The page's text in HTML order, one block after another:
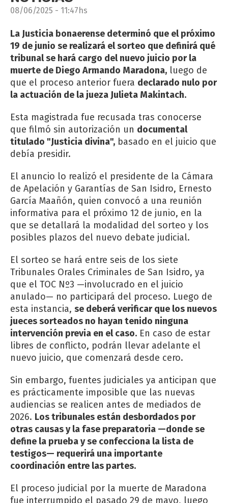
08/06/2025 - 11:47hs
La Justicia bonaerense determinó que el próximo
19 de junio se realizará el sorteo que definirá qué
tribunal se hará cargo del nuevo juicio por la
muerte de Diego Armando Maradona, luego de
que el proceso anterior fuera declarado nulo por
la actuación de la jueza Julieta Makintach.
Esta magistrada fue recusada tras conocerse
que filmó sin autorización un documental
titulado "Justicia divina", basado en el juicio que
debía presidir.
El anuncio lo realizó el presidente de la Cámara
de Apelación y Garantías de San Isidro, Ernesto
García Maañón, quien convocó a una reunión
informativa para el próximo 12 de junio, en la
que se detallará la modalidad del sorteo y los
posibles plazos del nuevo debate judicial.
El sorteo se hará entre seis de los siete
Tribunales Orales Criminales de San Isidro, ya
que el TOC Nº3 —involucrado en el juicio
anulado— no participará del proceso. Luego de
esta instancia, se deberá verificar que los nuevos
jueces sorteados no hayan tenido ninguna
intervención previa en el caso. En caso de estar
libres de conflicto, podrán llevar adelante el
nuevo juicio, que comenzará desde cero.
Sin embargo, fuentes judiciales ya anticipan que
es prácticamente imposible que las nuevas
audiencias se realicen antes de mediados de
2026. Los tribunales están desbordados por
otras causas y la fase preparatoria —donde se
define la prueba y se confecciona la lista de
testigos— requerirá una importante
coordinación entre las partes.
El proceso judicial por la muerte de Maradona
fue interrumpido el pasado 29 de mayo, luego